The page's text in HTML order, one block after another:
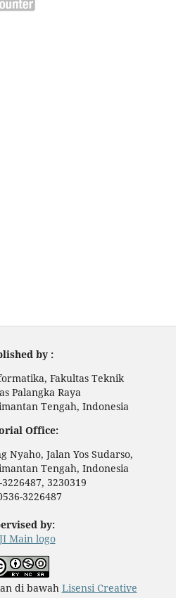
by :
Fakultas Teknik
Palangka Raya
Tengah, Indonesia
Office:
Nyaho, Jalan Yos Sudarso,
Tengah, Indonesia
3230319
3226487
by:
di bawah Lisensi Creative